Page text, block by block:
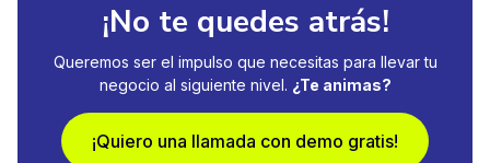
¡No te quedes atrás!
Queremos ser el impulso que necesitas para llevar tu
negocio al siguiente nivel. ¿Te animas?
¡Quiero una llamada con demo gratis!